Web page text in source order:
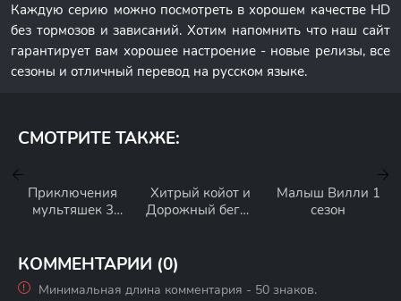
Каждую серию можно посмотреть в хорошем качестве HD
без тормозов и зависаний. Хотим напомнить что наш сайт
гарантирует вам хорошее настроение - новые релизы, все
сезоны и отличный перевод на русском языке.
СМОТРИТЕ ТАКЖЕ:
Приключения
мультяшек 3
Хитрый койот и
Дорожный бегун
Малыш Вилли 1
сезон
КОММЕНТАРИИ (0)
Минимальная длина комментария - 50 знаков.